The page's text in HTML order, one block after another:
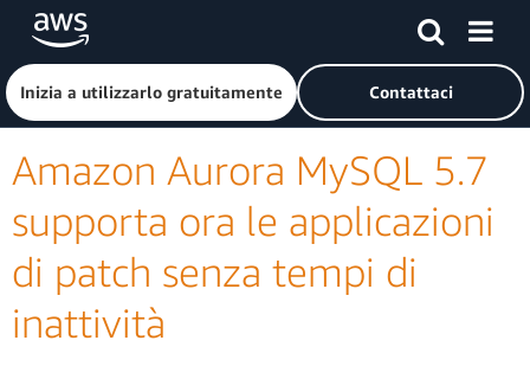
Passa al contenuto principale
Fai clic qui per tornare alla home page di Amazon Web
Inizia a utilizzarlo gratuitamente Contattaci
Amazon Aurora MySQL 5.7
supporta ora le applicazioni
di patch senza tempi di
inattività